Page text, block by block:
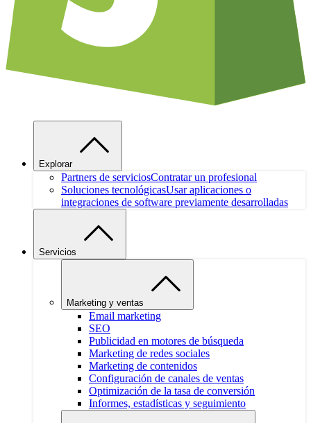
Explorar
Partners de serviciosContratar un profesional
Soluciones tecnológicasUsar aplicaciones o
integraciones de software previamente desarrolladas
Servicios
Marketing y ventas
Email marketing
SEO
Publicidad en motores de búsqueda
Marketing de redes sociales
Marketing de contenidos
Configuración de canales de ventas
Optimización de la tasa de conversión
Informes, estadísticas y seguimiento